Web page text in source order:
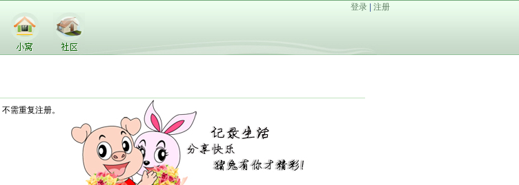
登录 注册
需重复注册。